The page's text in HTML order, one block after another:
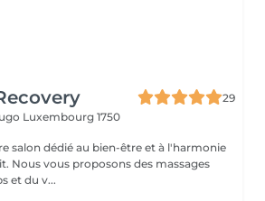
29
Luxembourg 1750
salon dédié au bien-être et à l'harmonie
Nous vous proposons des massages
et du v...